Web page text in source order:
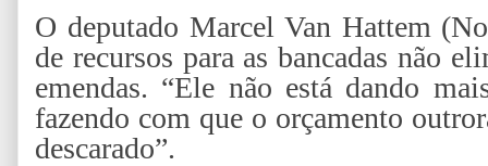
O deputado Marcel Van Hattem
de recursos para as bancadas não
emendas. “Ele não está dando
fazendo com que o orçamento
descarado”.